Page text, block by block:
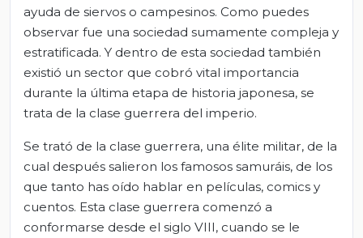
ayuda de siervos o campesinos. Como puedes
observar fue una sociedad sumamente compleja y
estratificada. Y dentro de esta sociedad también
existió un sector que cobró vital importancia
durante la última etapa de historia japonesa, se
trata de la clase guerrera del imperio.
Se trató de la clase guerrera, una élite militar, de la
cual después salieron los famosos samuráis, de los
que tanto has oído hablar en películas, comics y
cuentos. Esta clase guerrera comenzó a
conformarse desde el siglo VIII, cuando se le